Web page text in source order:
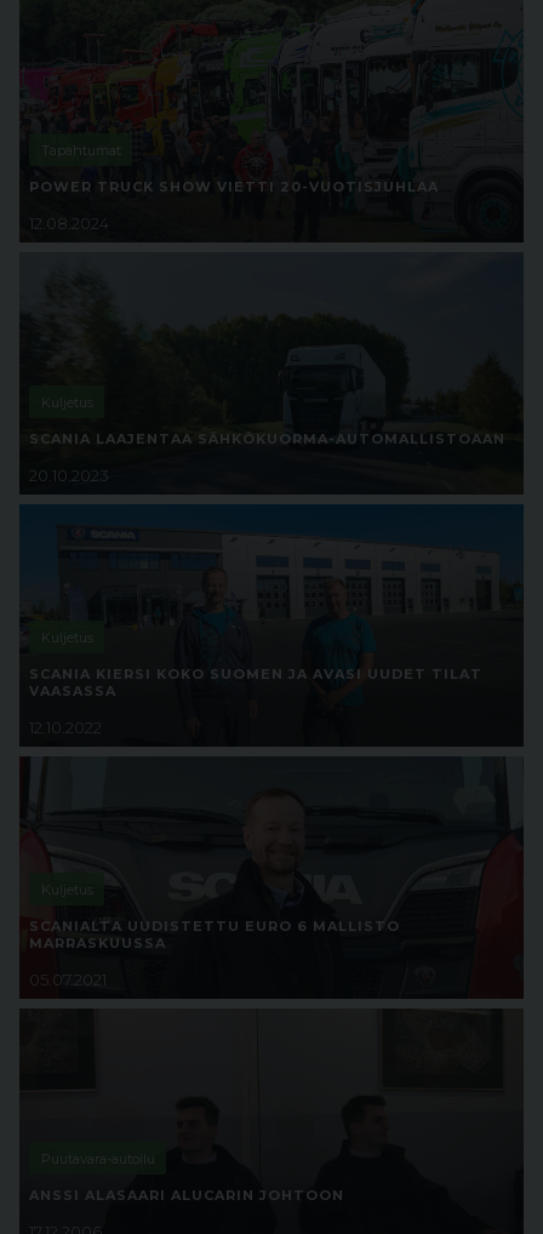
Tapahtumat
POWER TRUCK SHOW VIETTI 20-VUOTISJUHLAA
12.08.2024
Kuljetus
SCANIA LAAJENTAA SÄHKÖKUORMA-AUTOMALLISTOAAN
20.10.2023
Kuljetus
SCANIA KIERSI KOKO SUOMEN JA AVASI UUDET TILAT
VAASASSA
12.10.2022
Kuljetus
SCANIALTA UUDISTETTU EURO 6 MALLISTO
MARRASKUUSSA
05.07.2021
Puutavara-autoilu
ANSSI ALASAARI ALUCARIN JOHTOON